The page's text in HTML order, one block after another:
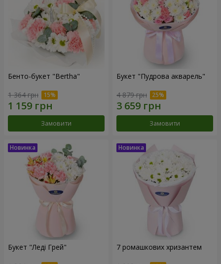
Бенто-букет "Bertha"
1 364 грн
Замовити
Букет "Пудрова акварель"
4 879 грн
Замовити
Букет "Леді Грей" 7 ромашкових хризантем